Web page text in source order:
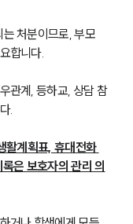
처분이므로, 부모
합니다.
관계, 등하교, 상담 참
.
활계획표, 휴대전화
은 보호자의 관리 의